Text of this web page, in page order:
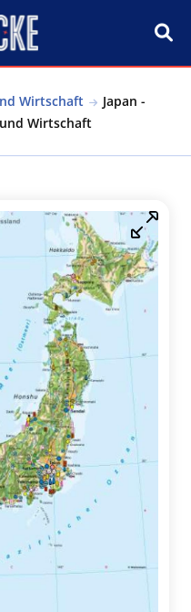
Wirtschaft
Japan -
Wirtschaft